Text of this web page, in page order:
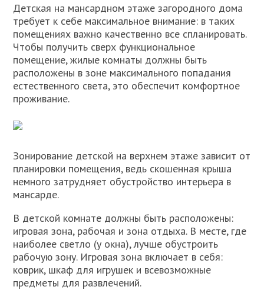
Детская на мансардном этаже загородного дома
требует к себе максимальное внимание: в таких
помещениях важно качественно все спланировать.
Чтобы получить сверх функциональное
помещение, жилые комнаты должны быть
расположены в зоне максимального попадания
естественного света, это обеспечит комфортное
проживание.
Зонирование детской на верхнем этаже зависит от
планировки помещения, ведь скошенная крыша
немного затрудняет обустройство интерьера в
мансарде.
В детской комнате должны быть расположены:
игровая зона, рабочая и зона отдыха. В месте, где
наиболее светло (у окна), лучше обустроить
рабочую зону. Игровая зона включает в себя:
коврик, шкаф для игрушек и всевозможные
предметы для развлечений.